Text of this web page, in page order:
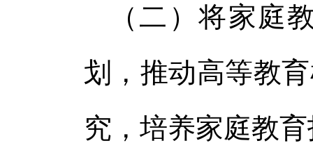
（二）将家庭
划，推动高等教
究，培养家庭教